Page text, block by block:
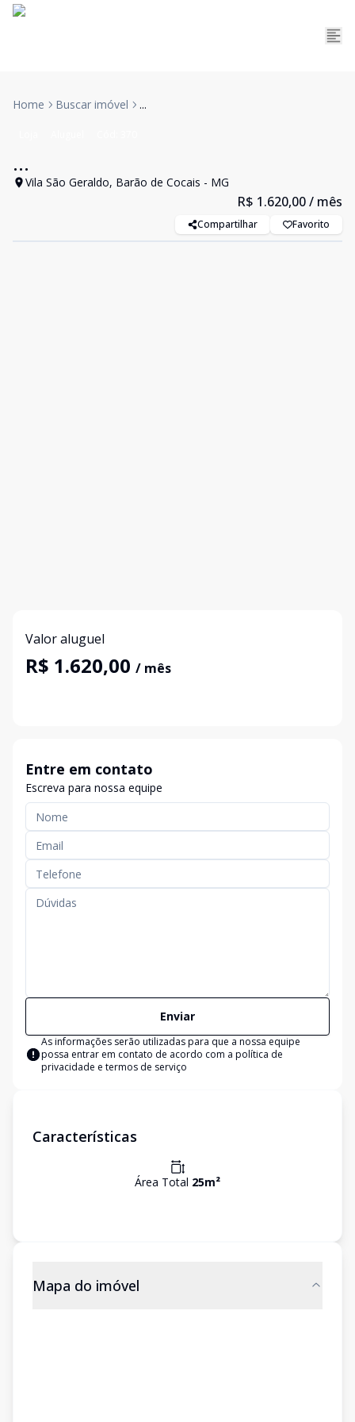
Home Buscar imóvel ...
...
Vila São Geraldo, Barão de Cocais - MG
R$ 1.620,00/ mês
Compartilhar Favorito
Valor aluguel
R$ 1.620,00 / mês
Entre em contato
Escreva para nossa equipe
Enviar
As informações serão utilizadas para que a nossa equipe
possa entrar em contato de acordo com a política de
privacidade e termos de serviço
Características
Área Total 25m²
Mapa do imóvel